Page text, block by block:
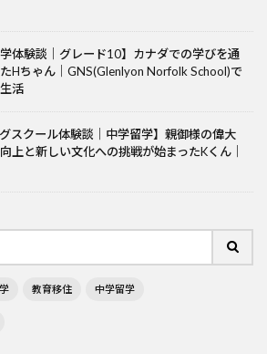
学体験談｜グレード10】カナダでの学びを通
Hちゃん｜GNS(Glenlyon Norfolk School)で
活
スクール体験談｜中学留学】親御様の偉大
上と新しい文化への挑戦が始まったKくん｜
教育移住 中学留学